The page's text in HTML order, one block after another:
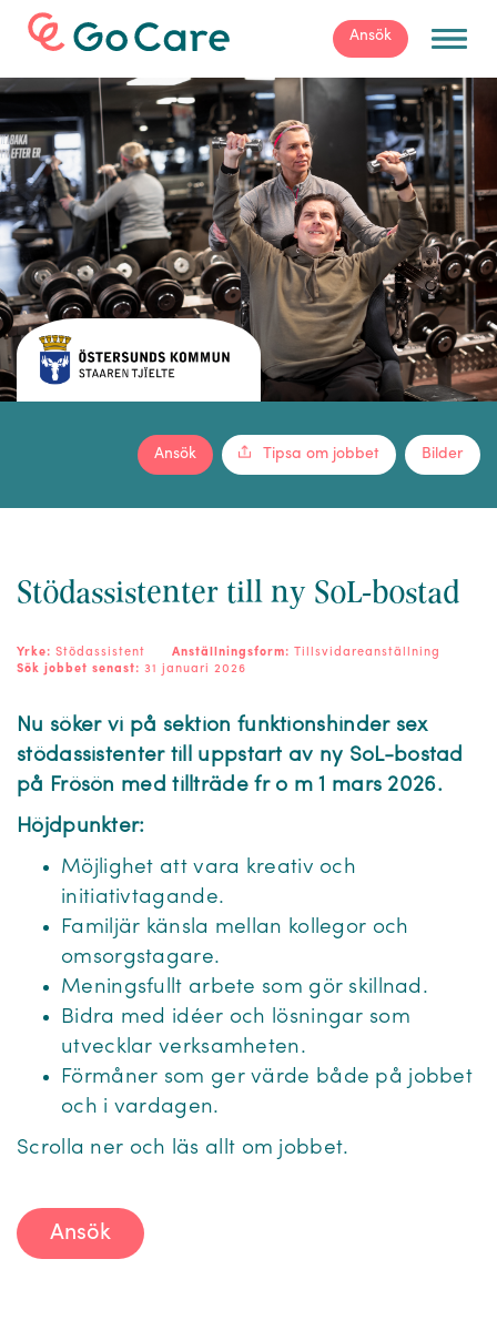
För arbetsgivare Ansök
Bilder
Tipsa om jobbet
Ansök
Stödassistenter till ny SoL-bostad
Yrke: Stödassistent Anställningsform:
Tillsvidareanställning
Sök jobbet senast: 31 januari 2026
Nu söker vi på sektion funktionshinder sex
stödassistenter till uppstart av ny SoL-bostad
på Frösön med tillträde fr o m 1 mars 2026.
Höjdpunkter:
Möjlighet att vara kreativ och
initiativtagande.
Familjär känsla mellan kollegor och
omsorgstagare.
Meningsfullt arbete som gör skillnad.
Bidra med idéer och lösningar som
utvecklar verksamheten.
Förmåner som ger värde både på jobbet
och i vardagen.
Scrolla ner och läs allt om jobbet.
Ansök